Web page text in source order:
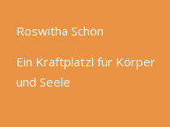
Roswitha Schön
Ein Kraftplatzl für Körper
und Seele